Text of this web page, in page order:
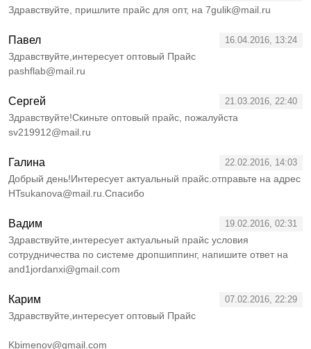
Здравствуйте, пришлите прайс для опт, на 7gulik@mail.ru
Павел 16.04.2016, 13:24
Здравствуйте,интересует оптовый Прайс
pashflab@mail.ru
Сергей 21.03.2016, 22:40
Здравствуйте!Скиньте оптовый прайс, пожалуйста
sv219912@mail.ru
Галина 22.02.2016, 14:03
Добрый день!Интересует актуальный прайс.отправьте на адрес
HTsukanova@mail.ru.Спасибо
Вадим 19.02.2016, 02:31
Здравствуйте,интересует актуальный прайс условия
сотрудничества по системе дропшиппинг, напишите ответ на
and1jordanxi@gmail.com
Карим 07.02.2016, 22:29
Здравствуйте,интересует оптовый Прайс
Kbimenov@gmail.com